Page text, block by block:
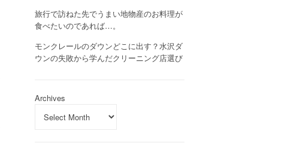
旅行で訪ねた先でうまい地物産のお料理が
食べたいのであれば…。
モンクレールのダウンどこに出す？水沢ダ
ウンの失敗から学んだクリーニング店選び
Archives